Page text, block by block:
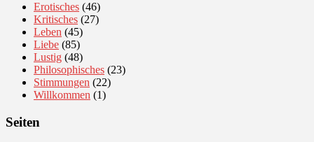
Erotisches (46)
Kritisches (27)
Leben (45)
Liebe (85)
Lustig (48)
Philosophisches (23)
Stimmungen (22)
Willkommen (1)
Seiten